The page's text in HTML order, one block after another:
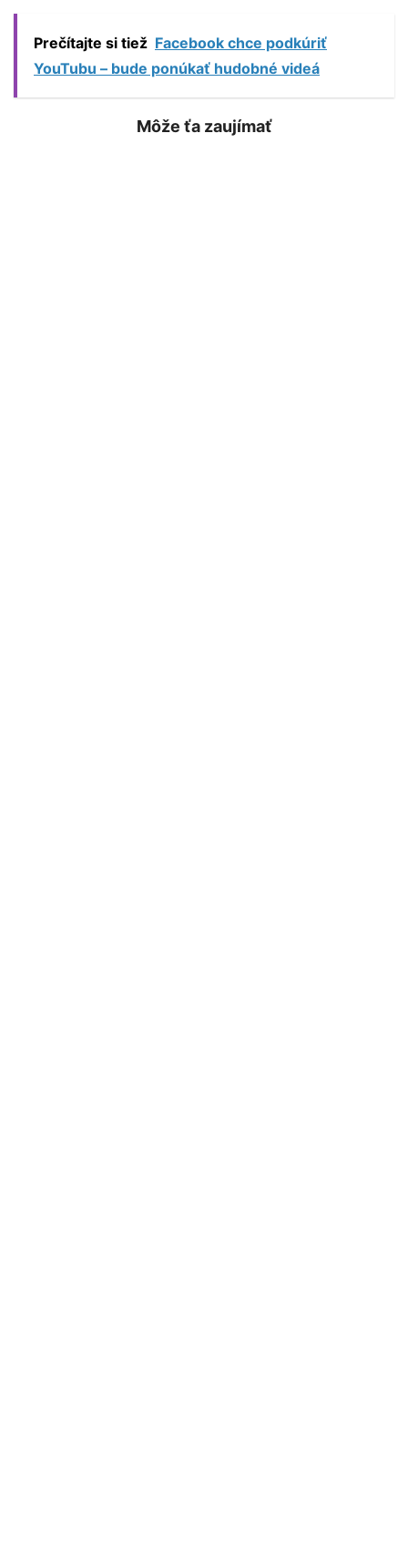
Prečítajte si tiež Facebook chce podkúriť
YouTubu – bude ponúkať hudobné videá
Môže ťa zaujímať